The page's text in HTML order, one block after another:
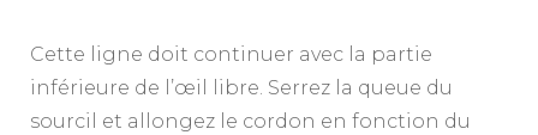
Cette ligne doit continuer avec la partie
inférieure de l’œil libre. Serrez la queue du
sourcil et allongez le cordon en fonction du